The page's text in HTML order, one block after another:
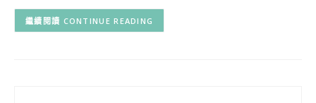
CONTINUE READING